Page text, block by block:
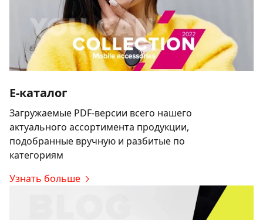
E-каталог
Загружаемые PDF-версии всего нашего
актуального ассортимента продукции,
подобранные вручную и разбитые по
категориям
Узнать больше